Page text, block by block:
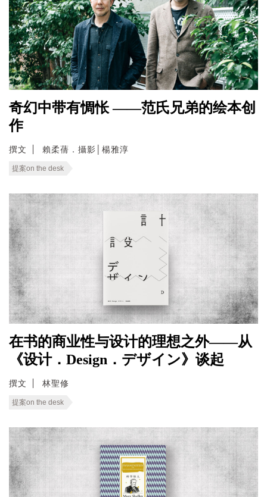
奇幻中带有惆怅 ——范氏兄弟的绘本创
作
撰文 賴柔蒨．攝影│楊雅淳
提案on the desk
在书的商业性与设计的理想之外——从
《设计．Design．デザイン》谈起
撰文 林聖修
提案on the desk